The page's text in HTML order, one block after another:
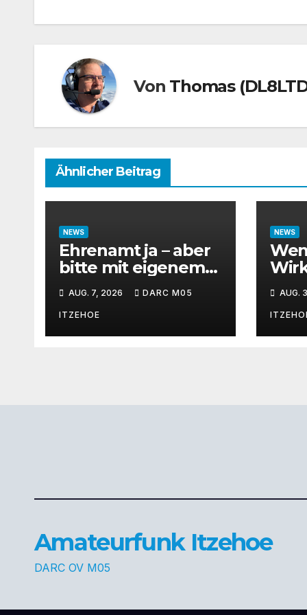
Von Thomas
Ähnlicher Beitrag
NEWS
Ehrenamt ja – aber
bitte mit eigenem
Windows-Rechner
AUG. 7, 2026 DARC M05
ITZEHOE
NEWS
AUG.
Amateurfunk Itzehoe
DARC OV M05